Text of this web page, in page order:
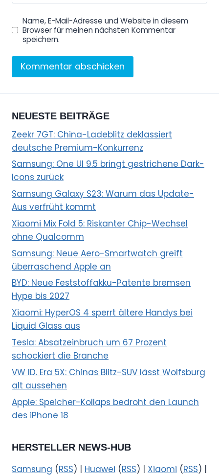
Name, E-Mail-Adresse und Website in diesem
Browser für meinen nächsten Kommentar
speichern.
NEUESTE BEITRÄGE
Zeekr 7GT: China-Ladeblitz deklassiert
deutsche Premium-Konkurrenz
Samsung: One UI 9.5 bringt gestrichene Dark-
Icons zurück
Samsung Galaxy S23: Warum das Update-
Aus verfrüht kommt
Xiaomi Mix Fold 5: Riskanter Chip-Wechsel
ohne Qualcomm
Samsung: Neue Aero-Smartwatch greift
überraschend Apple an
BYD: Neue Feststoffakku-Patente bremsen
Hype bis 2027
Xiaomi: HyperOS 4 sperrt ältere Handys bei
Liquid Glass aus
Tesla: Absatzeinbruch um 67 Prozent
schockiert die Branche
VW ID. Era 5X: Chinas Blitz-SUV lässt Wolfsburg
alt aussehen
Apple: Speicher-Kollaps bedroht den Launch
des iPhone 18
HERSTELLER NEWS-HUB
Samsung (RSS) | Huawei (RSS) | Xiaomi (RSS) |